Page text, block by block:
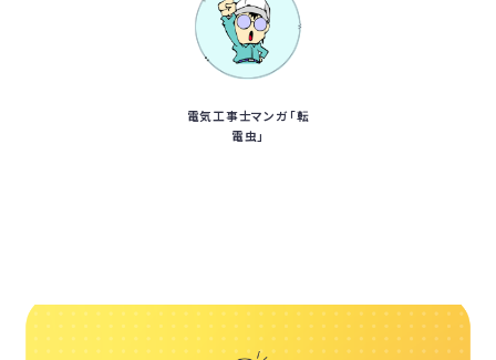
電気工事士マンガ「転
電虫」